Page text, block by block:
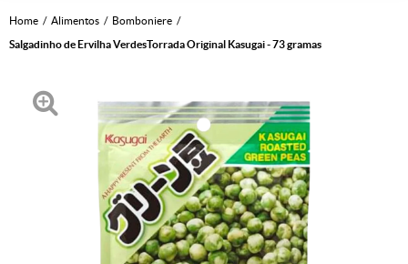
Home Alimentos
Bomboniere
Salgadinho de Ervilha VerdesTorrada Original Kasugai - 73 gramas